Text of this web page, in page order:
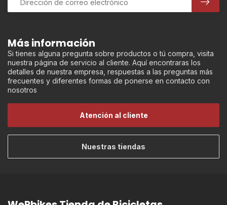
Más información
Si tienes alguna pregunta sobre productos o tú compra, visita
nuestra página de servicio al cliente. Aquí encontraras los
detalles de nuestra empresa, respuestas a las preguntas más
frecuentes y diferentes formas de ponerse en contacto con
nosotros
Atención al cliente
Nuestras tiendas